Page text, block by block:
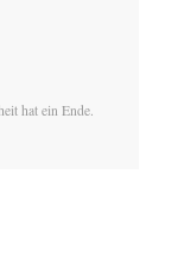
hat ein Ende.